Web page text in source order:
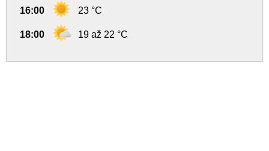
16:00 23 °C
18:00 19 až 22 °C